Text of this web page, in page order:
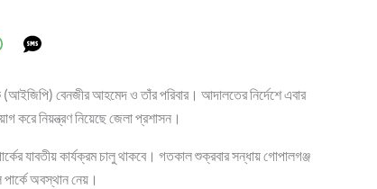
বেনজীর আহমেদ ও তাঁর পরিবার। আদালতের নির্দেশে এবার
করে নিয়ন্ত্রণ নিয়েছে জেলা প্রশাসন।
যাবতীয় কার্যক্রম চালু থাকবে। গতকাল শুক্রবার সন্ধায় গোপালগঞ্জ
অবস্থান নেয়।